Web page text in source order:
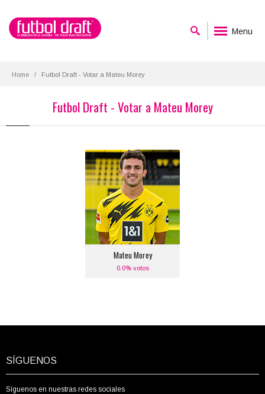
Menu
Home Futbol Draft - Votar a Mateu Morey
Futbol Draft - Votar a Mateu Morey
Mateu Morey
0.0% votos
Mateu Morey
Posición:
Defensa Lateral Derecho
Equipo actual:
Borussia Dortmund
SÍGUENOS
Síguenos en nuestras redes sociales